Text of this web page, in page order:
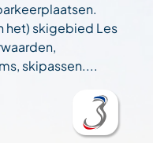
het) skigebied Les
skipassen....